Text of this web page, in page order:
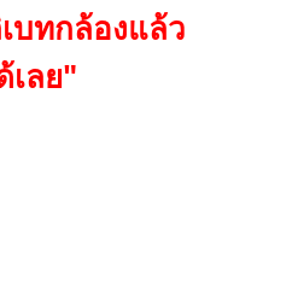
บทกล้องแล้ว
ลย"